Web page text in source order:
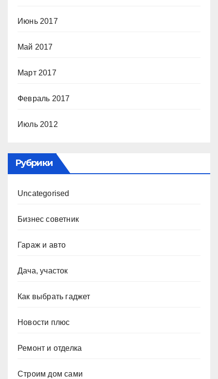
Июнь 2017
Май 2017
Март 2017
Февраль 2017
Июль 2012
Рубрики
Uncategorised
Бизнес советник
Гараж и авто
Дача, участок
Как выбрать гаджет
Новости плюс
Ремонт и отделка
Строим дом сами